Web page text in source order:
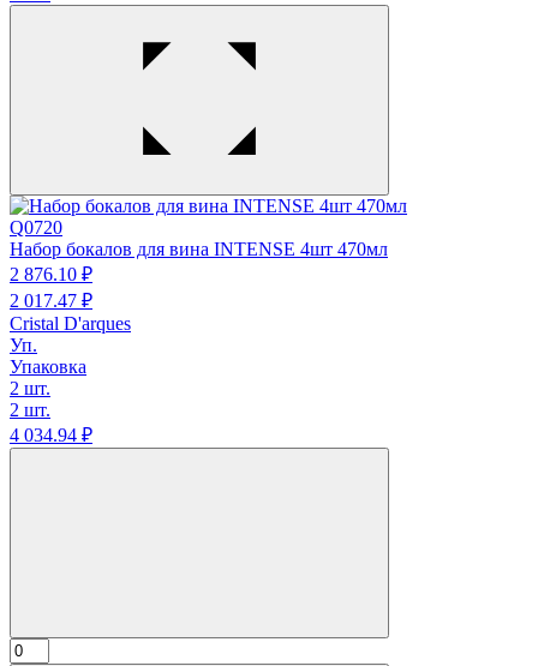
Q0720
Набор бокалов для вина INTENSE 4шт 470мл
2 876.10 ₽
2 017.47 ₽
Cristal D'arques
Уп.
Упаковка
2 шт.
2 шт.
4 034.94 ₽